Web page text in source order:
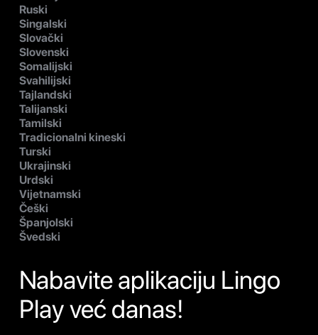
Ruski
Singalski
Slovački
Slovenski
Somalijski
Svahilijski
Tajlandski
Talijanski
Tamilski
Tradicionalni kineski
Turski
Ukrajinski
Urdski
Vijetnamski
Češki
Španjolski
Švedski
Nabavite aplikaciju Lingo
Play već danas!